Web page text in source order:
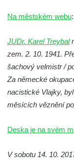
Velešíně
Hrob Ludvíka
Pomník
u kostela
Pamětní deska
Kamarýta ve
náměstí J. V.
Na městském webu:
JUDr. Karel Treybal
zem. 2. 10. 1941.
šachový velmistr /
Za německé
nacistické Vlajky,
měsících věznění
Deska je na svém
V sobotu 14. 10.